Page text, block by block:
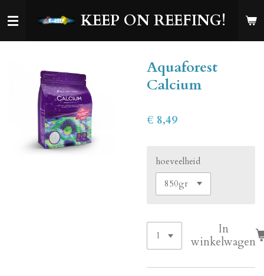
direct
KEEP ON REEFING!
Aquaforest
Calcium
€ 8,49
hoeveelheid
In
winkelwagen